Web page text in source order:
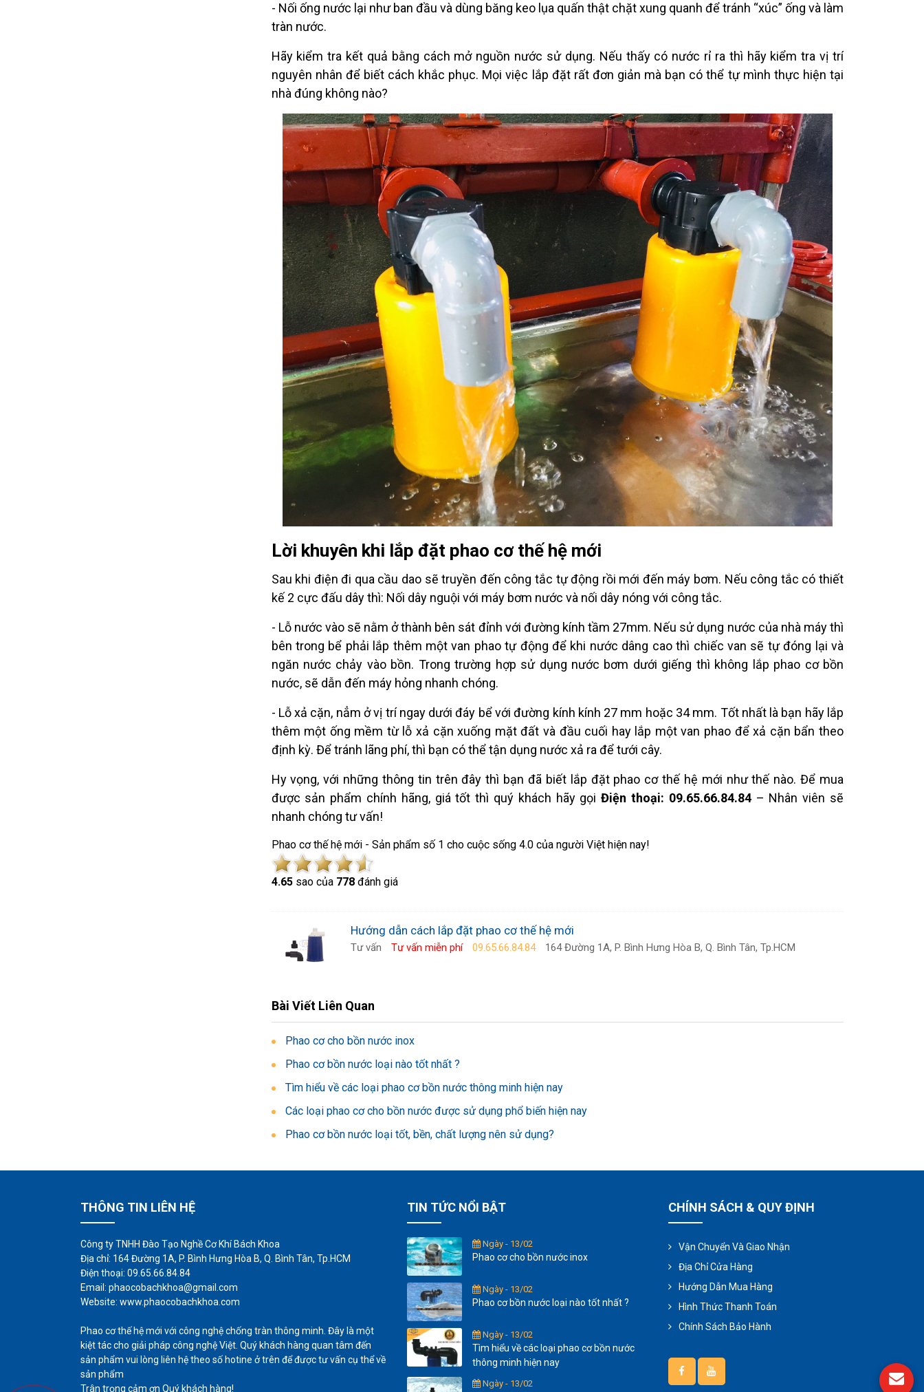
- Nối ống nước lại như ban đầu và dùng băng keo lụa quấn thật chặt xung quanh để tránh “xúc” ống và làm
tràn nước.
Hãy kiểm tra kết quả bằng cách mở nguồn nước sử dụng. Nếu thấy có nước rỉ ra thì hãy kiểm tra vị trí
nguyên nhân để biết cách khắc phục. Mọi việc lắp đặt rất đơn giản mà bạn có thể tự mình thực hiện tại
nhà đúng không nào?
Lời khuyên khi lắp đặt phao cơ thế hệ mới
Sau khi điện đi qua cầu dao sẽ truyền đến công tắc tự động rồi mới đến máy bơm. Nếu công tắc có thiết
kế 2 cực đấu dây thì: Nối dây nguội với máy bơm nước và nối dây nóng với công tắc.
- Lỗ nước vào sẽ nằm ở thành bên sát đỉnh với đường kính tầm 27mm. Nếu sử dụng nước của nhà máy thì
bên trong bể phải lắp thêm một van phao tự động để khi nước dâng cao thì chiếc van sẽ tự đóng lại và
ngăn nước chảy vào bồn. Trong trường hợp sử dụng nước bơm dưới giếng thì không lắp phao cơ bồn
nước, sẽ dẫn đến máy hỏng nhanh chóng.
- Lỗ xả cặn, nẳm ở vị trí ngay dưới đáy bể với đường kính kính 27 mm hoặc 34 mm. Tốt nhất là bạn hãy lắp
thêm một ống mềm từ lỗ xả cặn xuống mặt đất và đầu cuối hay lắp một van phao để xả cặn bẩn theo
định kỳ. Để tránh lãng phí, thì bạn có thể tận dụng nước xả ra để tưới cây.
Hy vọng, với những thông tin trên đây thì bạn đã biết lắp đặt phao cơ thế hệ mới như thế nào. Để mua
được sản phẩm chính hãng, giá tốt thì quý khách hãy gọiĐiện thoại: 09.65.66.84.84– Nhân viên sẽ
nhanh chóng tư vấn!
Phao cơ thế hệ mới - Sản phẩm số 1 cho cuộc sống 4.0 của người Việt hiện nay!
4.65sao của 778đánh giá
Hướng dẫn cách lắp đặt phao cơ thế hệ mới
Tư vấn Tư vấn miễn phí 09.65.66.84.84 164 Đường 1A, P. Bình Hưng Hòa B, Q. Bình Tân, Tp.HCM
Bài Viết Liên Quan
Phao cơ cho bồn nước inox
Phao cơ bồn nước loại nào tốt nhất ?
Tìm hiểu về các loại phao cơ bồn nước thông minh hiện nay
Các loại phao cơ cho bồn nước được sử dụng phổ biến hiện nay
Phao cơ bồn nước loại tốt, bền, chất lượng nên sử dụng?
THÔNG TIN LIÊN HỆ
Công ty TNHH Đào Tạo Nghề Cơ Khí Bách Khoa
Địa chỉ: 164 Đường 1A, P. Bình Hưng Hòa B, Q. Bình Tân, Tp.HCM
Điện thoại: 09.65.66.84.84
Email: phaocobachkhoa@gmail.com
Website: www.phaocobachkhoa.com
Phao cơ thế hệ mới với công nghệ chống tràn thông minh. Đây là một
kiệt tác cho giải pháp công nghệ Việt. Quý khách hàng quan tâm đến
sản phẩm vui lòng liên hệ theo số hotine ở trên để được tư vấn cụ thể về
sản phẩm
Trân trọng cảm ơn Quý khách hàng!
TIN TỨC NỔI BẬT
Ngày - 13/02
Phao cơ cho bồn nước inox
Ngày - 13/02
Phao cơ bồn nước loại nào tốt nhất ?
Ngày - 13/02
Tìm hiểu về các loại phao cơ bồn nước
thông minh hiện nay
Ngày - 13/02
CHÍNH SÁCH & QUY ĐỊNH
Vận Chuyển Và Giao Nhận
Địa Chỉ Cửa Hàng
Hướng Dẫn Mua Hàng
Hình Thức Thanh Toán
Chính Sách Bảo Hành